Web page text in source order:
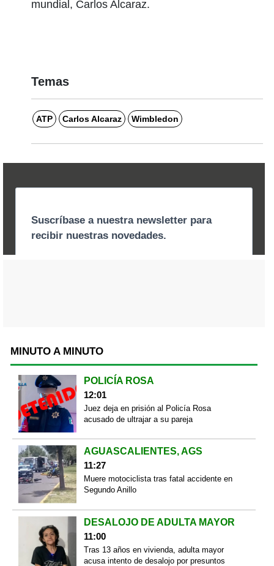
mundial, Carlos Alcaraz.
Temas
ATP Carlos Alcaraz Wimbledon
MINUTO A MINUTO
POLICÍA ROSA
12:01
Juez deja en prisión al Policía Rosa
acusado de ultrajar a su pareja
AGUASCALIENTES, AGS
11:27
Muere motociclista tras fatal accidente en
Segundo Anillo
DESALOJO DE ADULTA MAYOR
11:00
Tras 13 años en vivienda, adulta mayor
acusa intento de desalojo por presuntos